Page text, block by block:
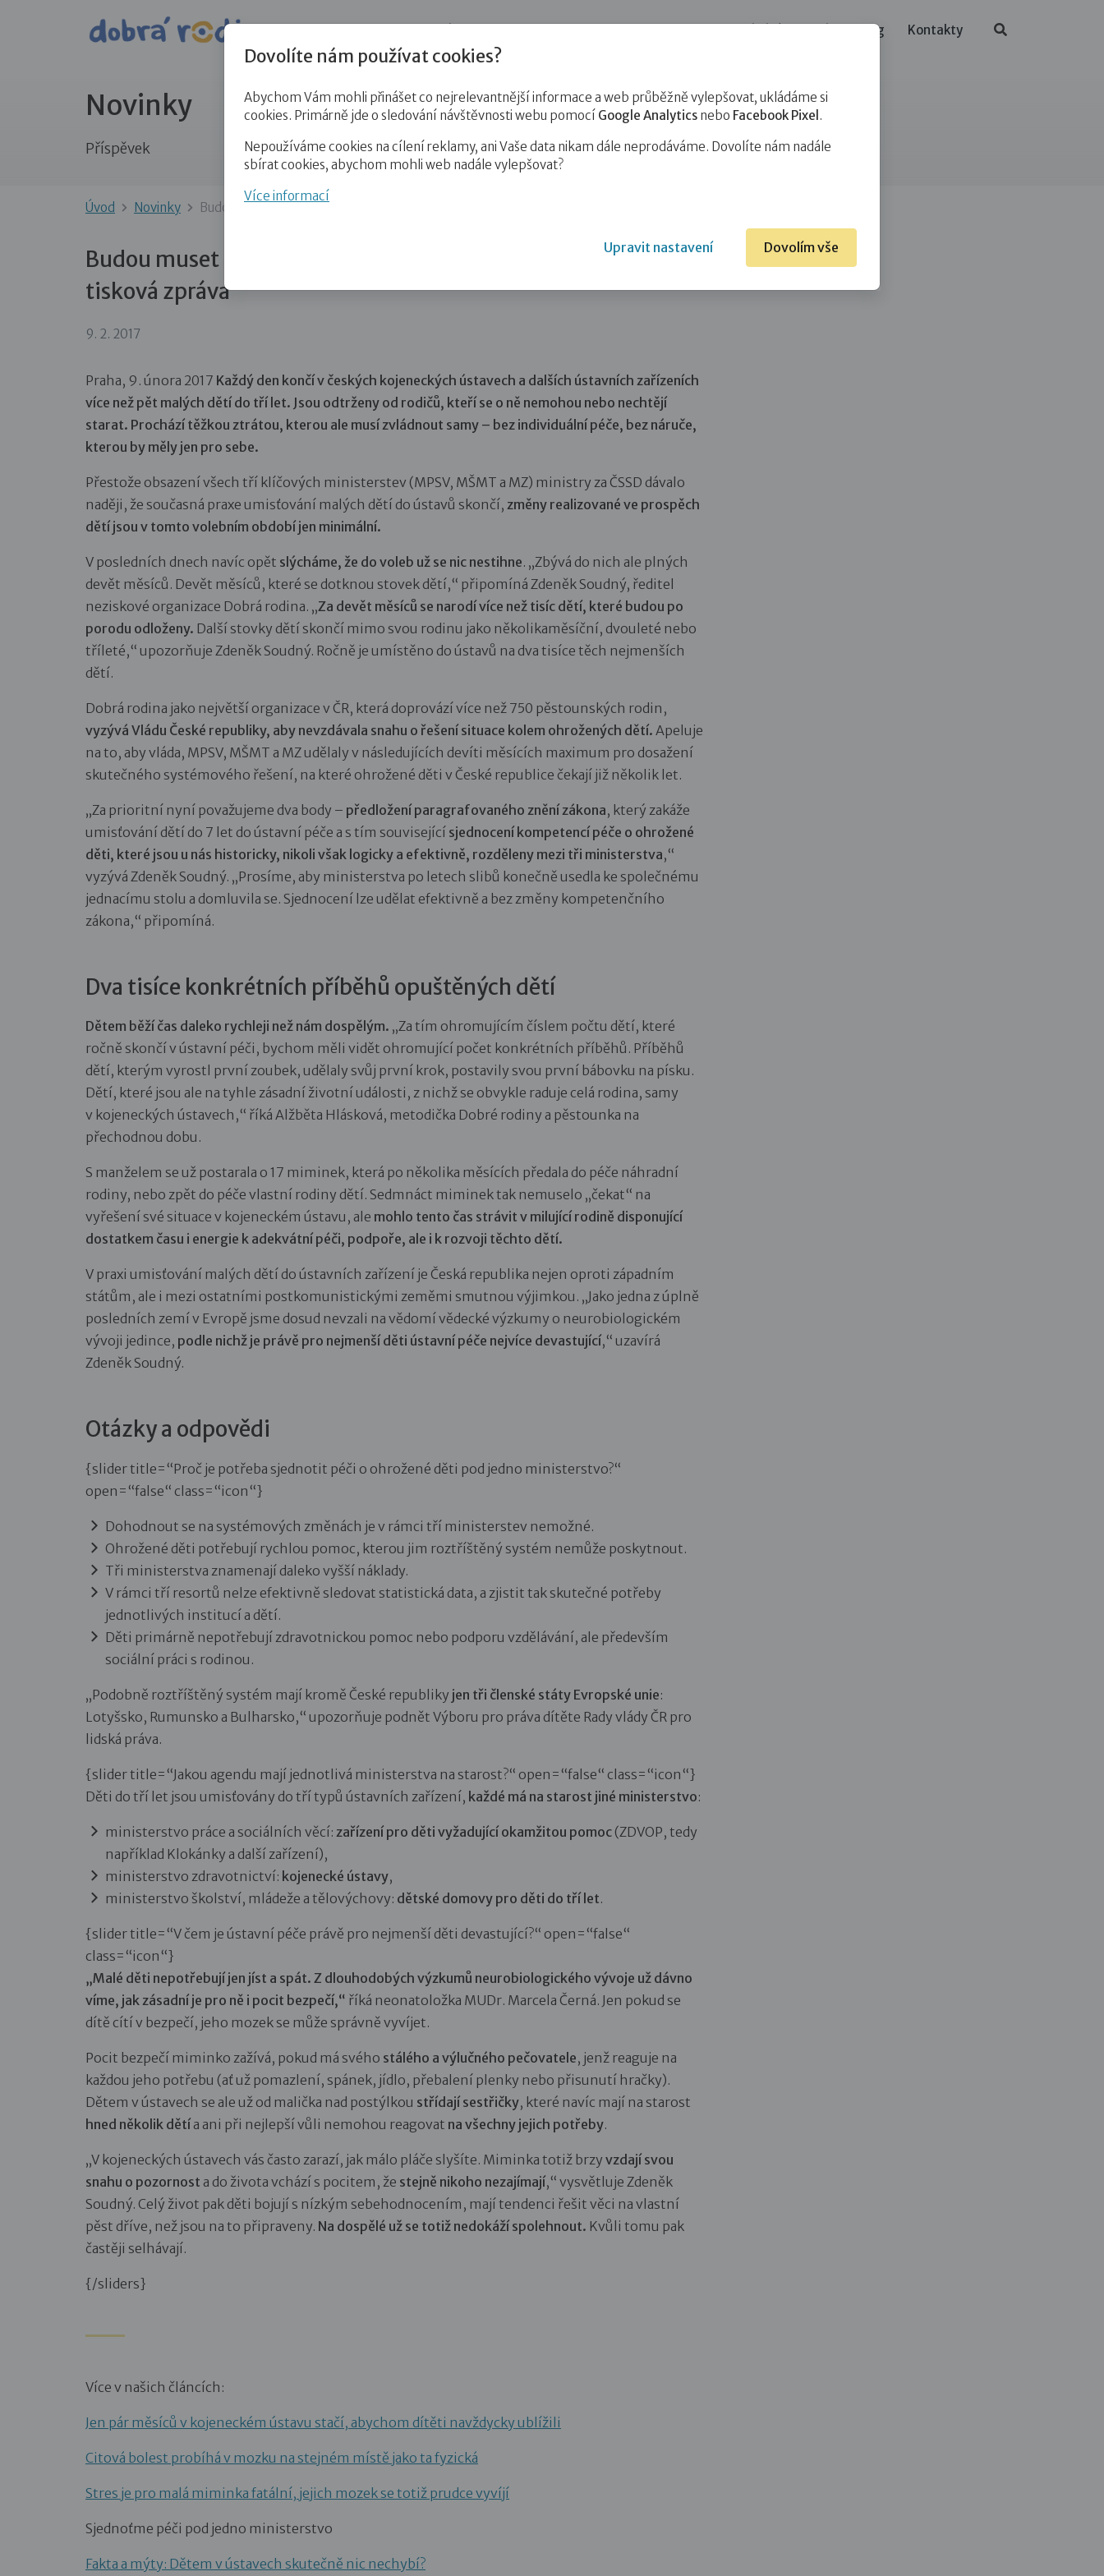
Blog Kontakty
Novinky
Příspěvek
Úvod Novinky Budou muset práva dětí ustoupit předvolební kampani? Naše tisková…
Budou muset práva dětí ustoupit předvolební kampani? Naše
tisková zpráva
9. 2. 2017
Praha, 9. února 2017 Každý den končí v českých kojeneckých ústavech a dalších ústavních zařízeních
více než pět malých dětí do tří let. Jsou odtrženy od rodičů, kteří se o ně nemohou nebo nechtějí
starat. Prochází těžkou ztrátou, kterou ale musí zvládnout samy – bez individuální péče, bez náruče,
kterou by měly jen pro sebe.
Přestože obsazení všech tří klíčových ministerstev (MPSV, MŠMT a MZ) ministry za ČSSD dávalo
naději, že současná praxe umisťování malých dětí do ústavů skončí, změny realizované ve prospěch
dětí jsou v tomto volebním období jen minimální.
V posledních dnech navíc opět slýcháme, že do voleb už se nic nestihne. „Zbývá do nich ale plných
devět měsíců. Devět měsíců, které se dotknou stovek dětí,“ připomíná Zdeněk Soudný, ředitel
neziskové organizace Dobrá rodina. „Za devět měsíců se narodí více než tisíc dětí, které budou po
porodu odloženy. Další stovky dětí skončí mimo svou rodinu jako několikaměsíční, dvouleté nebo
tříleté,“ upozorňuje Zdeněk Soudný. Ročně je umístěno do ústavů na dva tisíce těch nejmenších
dětí.
Dobrá rodina jako největší organizace v ČR, která doprovází více než 750 pěstounských rodin,
vyzývá Vládu České republiky, aby nevzdávala snahu o řešení situace kolem ohrožených dětí. Apeluje
na to, aby vláda, MPSV, MŠMT a MZ udělaly v následujících devíti měsících maximum pro dosažení
skutečného systémového řešení, na které ohrožené děti v České republice čekají již několik let.
„Za prioritní nyní považujeme dva body – předložení paragrafovaného znění zákona, který zakáže
umisťování dětí do 7 let do ústavní péče a s tím související sjednocení kompetencí péče o ohrožené
děti, které jsou u nás historicky, nikoli však logicky a efektivně, rozděleny mezi tři ministerstva,“
vyzývá Zdeněk Soudný. „Prosíme, aby ministerstva po letech slibů konečně usedla ke společnému
jednacímu stolu a domluvila se. Sjednocení lze udělat efektivně a bez změny kompetenčního
zákona,“ připomíná.
Dva tisíce konkrétních příběhů opuštěných dětí
Dětem běží čas daleko rychleji než nám dospělým. „Za tím ohromujícím číslem počtu dětí, které
ročně skončí v ústavní péči, bychom měli vidět ohromující počet konkrétních příběhů. Příběhů
dětí, kterým vyrostl první zoubek, udělaly svůj první krok, postavily svou první bábovku na písku.
Dětí, které jsou ale na tyhle zásadní životní události, z nichž se obvykle raduje celá rodina, samy
v kojeneckých ústavech,“ říká Alžběta Hlásková, metodička Dobré rodiny a pěstounka na
přechodnou dobu.
S manželem se už postarala o 17 miminek, která po několika měsících předala do péče náhradní
rodiny, nebo zpět do péče vlastní rodiny dětí. Sedmnáct miminek tak nemuselo „čekat“ na
vyřešení své situace v kojeneckém ústavu, ale mohlo tento čas strávit v milující rodině disponující
dostatkem času i energie k adekvátní péči, podpoře, ale i k rozvoji těchto dětí.
V praxi umisťování malých dětí do ústavních zařízení je Česká republika nejen oproti západním
státům, ale i mezi ostatními postkomunistickými zeměmi smutnou výjimkou. „Jako jedna z úplně
posledních zemí v Evropě jsme dosud nevzali na vědomí vědecké výzkumy o neurobiologickém
vývoji jedince, podle nichž je právě pro nejmenší děti ústavní péče nejvíce devastující,“ uzavírá
Zdeněk Soudný.
Otázky a odpovědi
{slider title=“Proč je potřeba sjednotit péči o ohrožené děti pod jedno ministerstvo?“
open=“false“ class=“icon“}
Dohodnout se na systémových změnách je v rámci tří ministerstev nemožné.
Ohrožené děti potřebují rychlou pomoc, kterou jim roztříštěný systém nemůže poskytnout.
Tři ministerstva znamenají daleko vyšší náklady.
V rámci tří resortů nelze efektivně sledovat statistická data, a zjistit tak skutečné potřeby
jednotlivých institucí a dětí.
Děti primárně nepotřebují zdravotnickou pomoc nebo podporu vzdělávání, ale především
sociální práci s rodinou.
„Podobně roztříštěný systém mají kromě České republiky jen tři členské státy Evropské unie:
Lotyšsko, Rumunsko a Bulharsko,“ upozorňuje podnět Výboru pro práva dítěte Rady vlády ČR pro
lidská práva.
{slider title=“Jakou agendu mají jednotlivá ministerstva na starost?“ open=“false“ class=“icon“}
Děti do tří let jsou umisťovány do tří typů ústavních zařízení, každé má na starost jiné ministerstvo:
ministerstvo práce a sociálních věcí: zařízení pro děti vyžadující okamžitou pomoc(ZDVOP, tedy
například Klokánky a další zařízení),
ministerstvo zdravotnictví: kojenecké ústavy,
ministerstvo školství, mládeže a tělovýchovy: dětské domovy pro děti do tří let.
{slider title=“V čem je ústavní péče právě pro nejmenší děti devastující?“ open=“false“
class=“icon“}
„Malé děti nepotřebují jen jíst a spát. Z dlouhodobých výzkumů neurobiologického vývoje už dávno
víme, jak zásadní je pro ně i pocit bezpečí,“ říká neonatoložka MUDr. Marcela Černá. Jen pokud se
dítě cítí v bezpečí, jeho mozek se může správně vyvíjet.
Pocit bezpečí miminko zažívá, pokud má svého stálého a výlučného pečovatele, jenž reaguje na
každou jeho potřebu (ať už pomazlení, spánek, jídlo, přebalení plenky nebo přisunutí hračky).
Dětem v ústavech se ale už od malička nad postýlkou střídají sestřičky, které navíc mají na starost
hned několik dětí a ani při nejlepší vůli nemohou reagovat na všechny jejich potřeby.
„V kojeneckých ústavech vás často zarazí, jak málo pláče slyšíte. Miminka totiž brzy vzdají svou
snahu o pozornost a do života vchází s pocitem, že stejně nikoho nezajímají,“ vysvětluje Zdeněk
Soudný. Celý život pak děti bojují s nízkým sebehodnocením, mají tendenci řešit věci na vlastní
pěst dříve, než jsou na to připraveny. Na dospělé už se totiž nedokáží spolehnout. Kvůli tomu pak
častěji selhávají.
{/sliders}
Více v našich článcích:
Jen pár měsíců v kojeneckém ústavu stačí, abychom dítěti navždycky ublížili
Citová bolest probíhá v mozku na stejném místě jako ta fyzická
Stres je pro malá miminka fatální, jejich mozek se totiž prudce vyvíjí
Sjednoťme péči pod jedno ministerstvo
Fakta a mýty: Dětem v ústavech skutečně nic nechybí?
Dovolíte nám používat cookies?
Abychom Vám mohli přinášet co nejrelevantnější informace a web průběžně vylepšovat, ukládáme si
cookies. Primárně jde o sledování návštěvnosti webu pomocí Google Analytics nebo Facebook Pixel .
Nepoužíváme cookies na cílení reklamy, ani Vaše data nikam dále neprodáváme. Dovolíte nám nadále
sbírat cookies, abychom mohli web nadále vylepšovat?
Více informací
Upravit nastavení Dovolím vše